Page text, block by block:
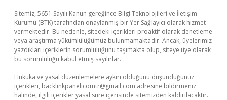
Sitemiz, 5651 Sayılı Kanun gereğince Bilgi Teknolojileri ve İletişim
Kurumu (BTK) tarafından onaylanmış bir Yer Sağlayıcı olarak hizmet
vermektedir. Bu nedenle, sitedeki içerikleri proaktif olarak denetleme
veya araştırma yükümlülüğümüz bulunmamaktadır. Ancak, üyelerimiz
yazdıkları içeriklerin sorumluluğunu taşımakta olup, siteye üye olarak
bu sorumluluğu kabul etmiş sayılırlar.
Hukuka ve yasal düzenlemelere aykırı olduğunu düşündüğünüz
içerikleri, backlinkpanelicomtr@gmail.com adresine bildirmeniz
halinde, ilgili içerikler yasal süre içerisinde sitemizden kaldırılacaktır.